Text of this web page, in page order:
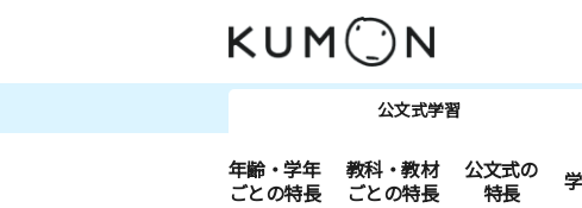
公文式学習
年齢・学年
ごとの特長
教科・教材
ごとの特長
公文式の
特長